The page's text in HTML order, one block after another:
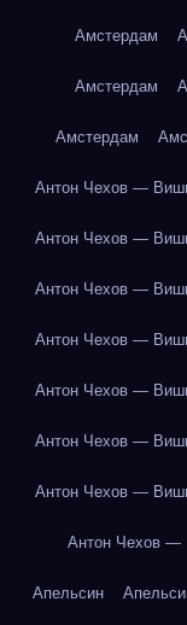
Амстердам
Амстердам
Амстердам
Антон Чехов —
Антон Чехов —
Антон Чехов —
Антон Чехов —
Антон Чехов —
Антон Чехов —
Антон Чехов —
Антон Чехов —
Апельсин